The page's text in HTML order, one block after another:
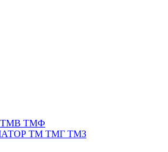
ТМФ
ТМ ТМГ ТМЗ